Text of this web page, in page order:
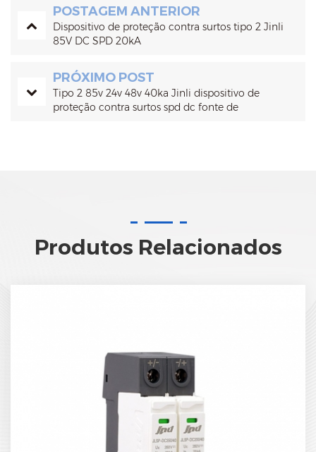
POSTAGEM ANTERIOR
Dispositivo de proteção contra surtos tipo 2 Jinli
85V DC SPD 20kA
PRÓXIMO POST
Tipo 2 85v 24v 48v 40ka Jinli dispositivo de
proteção contra surtos spd dc fonte de
Produtos Relacionados